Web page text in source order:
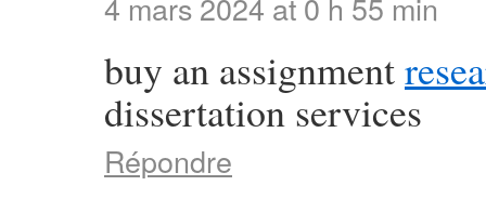
buy an assignment
dissertation services
Répondre